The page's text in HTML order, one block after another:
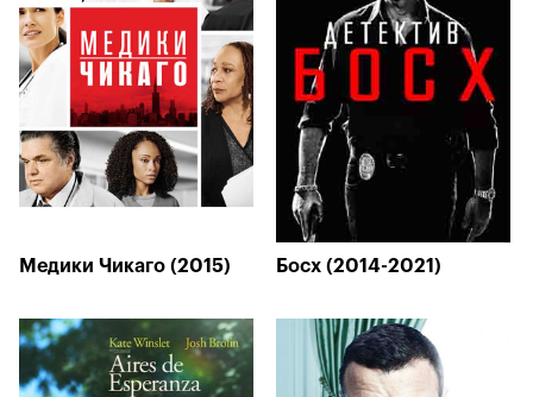
Медики Чикаго (2015) Босх (2014-2021)